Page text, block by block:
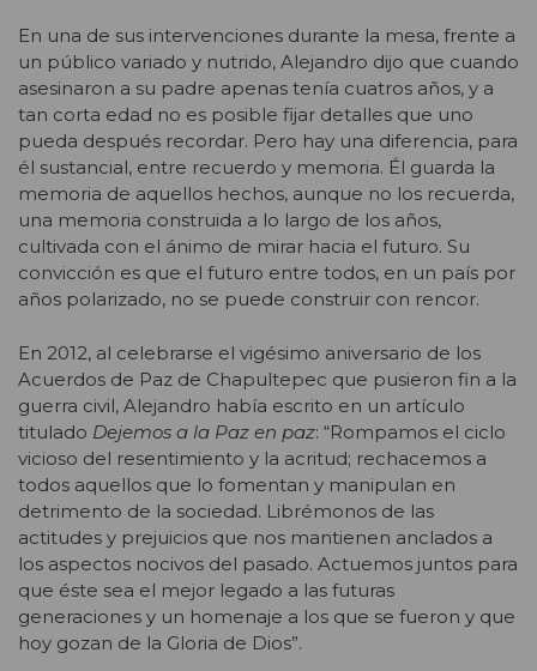
En una de sus intervenciones durante la mesa, frente a
un público variado y nutrido, Alejandro dijo que cuando
asesinaron a su padre apenas tenía cuatros años, y a
tan corta edad no es posible fijar detalles que uno
pueda después recordar. Pero hay una diferencia, para
él sustancial, entre recuerdo y memoria. Él guarda la
memoria de aquellos hechos, aunque no los recuerda,
una memoria construida a lo largo de los años,
cultivada con el ánimo de mirar hacia el futuro. Su
convicción es que el futuro entre todos, en un país por
años polarizado, no se puede construir con rencor.
En 2012, al celebrarse el vigésimo aniversario de los
Acuerdos de Paz de Chapultepec que pusieron fin a la
guerra civil, Alejandro había escrito en un artículo
titulado Dejemos a la Paz en paz: “Rompamos el ciclo
vicioso del resentimiento y la acritud; rechacemos a
todos aquellos que lo fomentan y manipulan en
detrimento de la sociedad. Librémonos de las
actitudes y prejuicios que nos mantienen anclados a
los aspectos nocivos del pasado. Actuemos juntos para
que éste sea el mejor legado a las futuras
generaciones y un homenaje a los que se fueron y que
hoy gozan de la Gloria de Dios”.